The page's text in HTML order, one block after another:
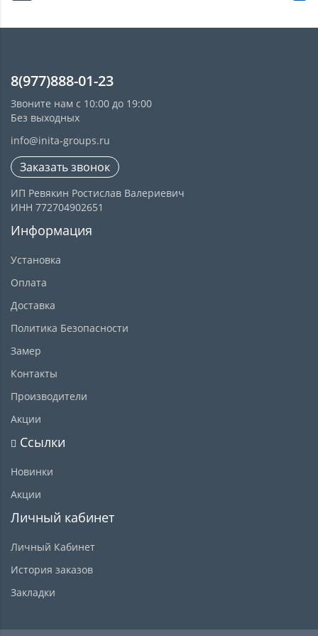
8(977)888-01-23
Звоните нам с 10:00 до 19:00
Без выходных
info@inita-groups.ru
Заказать звонок
ИП Ревякин Ростислав Валериевич
ИНН 772704902651
Информация
Установка
Оплата
Доставка
Политика Безопасности
Замер
Контакты
Производители
Акции
Ссылки
Новинки
Акции
Личный кабинет
Личный Кабинет
История заказов
Закладки